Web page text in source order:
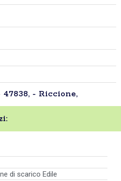
- Riccione,
di scarico Edile